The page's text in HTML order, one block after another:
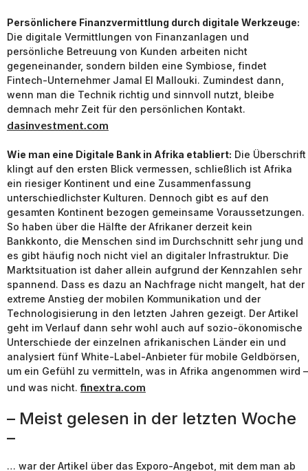
Persönlichere Finanzvermittlung durch digitale Werkzeuge:
Die digitale Vermittlungen von Finanzanlagen und
persönliche Betreuung von Kunden arbeiten nicht
gegeneinander, sondern bilden eine Symbiose, findet
Fintech-Unternehmer Jamal El Mallouki. Zumindest dann,
wenn man die Technik richtig und sinnvoll nutzt, bleibe
demnach mehr Zeit für den persönlichen Kontakt.
dasinvestment.com
Wie man eine Digitale Bank in Afrika etabliert: Die Überschrift
klingt auf den ersten Blick vermessen, schließlich ist Afrika
ein riesiger Kontinent und eine Zusammenfassung
unterschiedlichster Kulturen. Dennoch gibt es auf den
gesamten Kontinent bezogen gemeinsame Voraussetzungen.
So haben über die Hälfte der Afrikaner derzeit kein
Bankkonto, die Menschen sind im Durchschnitt sehr jung und
es gibt häufig noch nicht viel an digitaler Infrastruktur. Die
Marktsituation ist daher allein aufgrund der Kennzahlen sehr
spannend. Dass es dazu an Nachfrage nicht mangelt, hat der
extreme Anstieg der mobilen Kommunikation und der
Technologisierung in den letzten Jahren gezeigt. Der Artikel
geht im Verlauf dann sehr wohl auch auf sozio-ökonomische
Unterschiede der einzelnen afrikanischen Länder ein und
analysiert fünf White-Label-Anbieter für mobile Geldbörsen,
um ein Gefühl zu vermitteln, was in Afrika angenommen wird –
und was nicht.finextra.com
– Meist gelesen in der letzten Woche
–
… war der Artikel über das Exporo-Angebot, mit dem man ab